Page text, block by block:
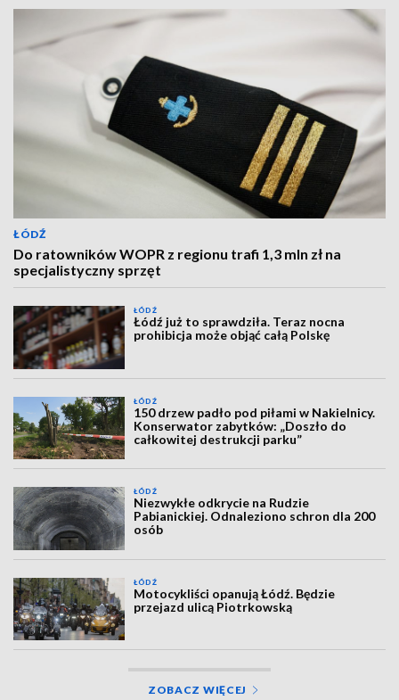
ŁÓDŹ
Do ratowników WOPR z regionu trafi 1,3 mln zł na
specjalistyczny sprzęt
ŁÓDŹ
Łódź już to sprawdziła. Teraz nocna
prohibicja może objąć całą Polskę
ŁÓDŹ
150 drzew padło pod piłami w Nakielnicy.
Konserwator zabytków: „Doszło do
całkowitej destrukcji parku”
ŁÓDŹ
Niezwykłe odkrycie na Rudzie
Pabianickiej. Odnaleziono schron dla 200
osób
ŁÓDŹ
Motocykliści opanują Łódź. Będzie
przejazd ulicą Piotrkowską
ZOBACZ WIĘCEJ